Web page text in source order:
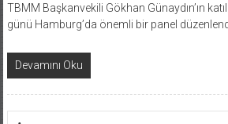
TBMM Başkanvekili Gökhan Günaydın’ın
günü Hamburg’da önemli bir panel
Devamını Oku